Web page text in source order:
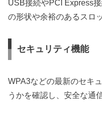
USB接続やPCI Express
の形状や余裕のあるスロ
セキュリティ機能
WPA3などの最新のセキ
うかを確認し、安全な通